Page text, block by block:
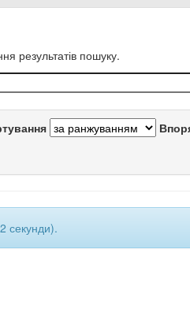
результатів пошуку.
секунди).